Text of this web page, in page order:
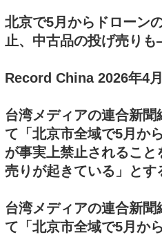
北京で5月からドローン
止、中古品の投げ売り
Record China 2026年4
台湾メディアの連合新
て「北京市全域で5月か
が事実上禁止されるこ
売りが起きている」とす
台湾メディアの連合新
て「北京市全域で5月か